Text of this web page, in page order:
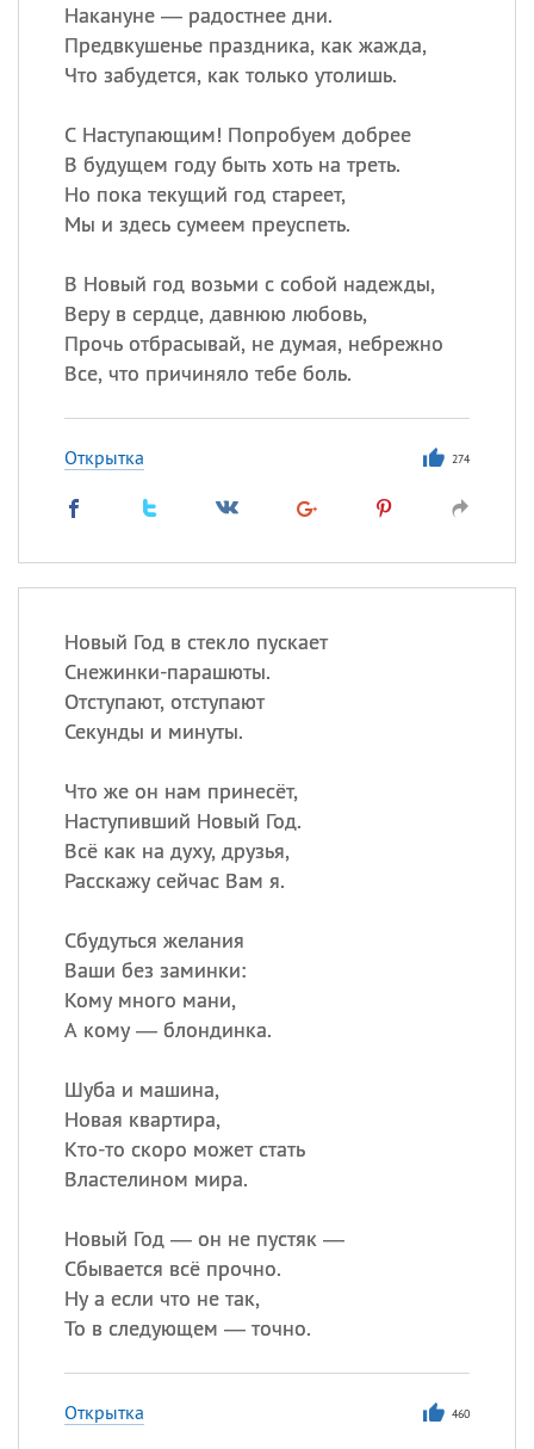
Накануне — радостнее дни.
Предвкушенье праздника, как жажда,
Что забудется, как только утолишь.
С Наступающим! Попробуем добрее
В будущем году быть хоть на треть.
Но пока текущий год стареет,
Мы и здесь сумеем преуспеть.
В Новый год возьми с собой надежды,
Веру в сердце, давнюю любовь,
Прочь отбрасывай, не думая, небрежно
Все, что причиняло тебе боль.
Открытка 274
Новый Год в стекло пускает
Снежинки-парашюты.
Отступают, отступают
Секунды и минуты.
Что же он нам принесёт,
Наступивший Новый Год.
Всё как на духу, друзья,
Расскажу сейчас Вам я.
Сбудуться желания
Ваши без заминки:
Кому много мани,
А кому — блондинка.
Шуба и машина,
Новая квартира,
Кто-то скоро может стать
Властелином мира.
Новый Год — он не пустяк —
Сбывается всё прочно.
Ну а если что не так,
То в следующем — точно.
Открытка 460